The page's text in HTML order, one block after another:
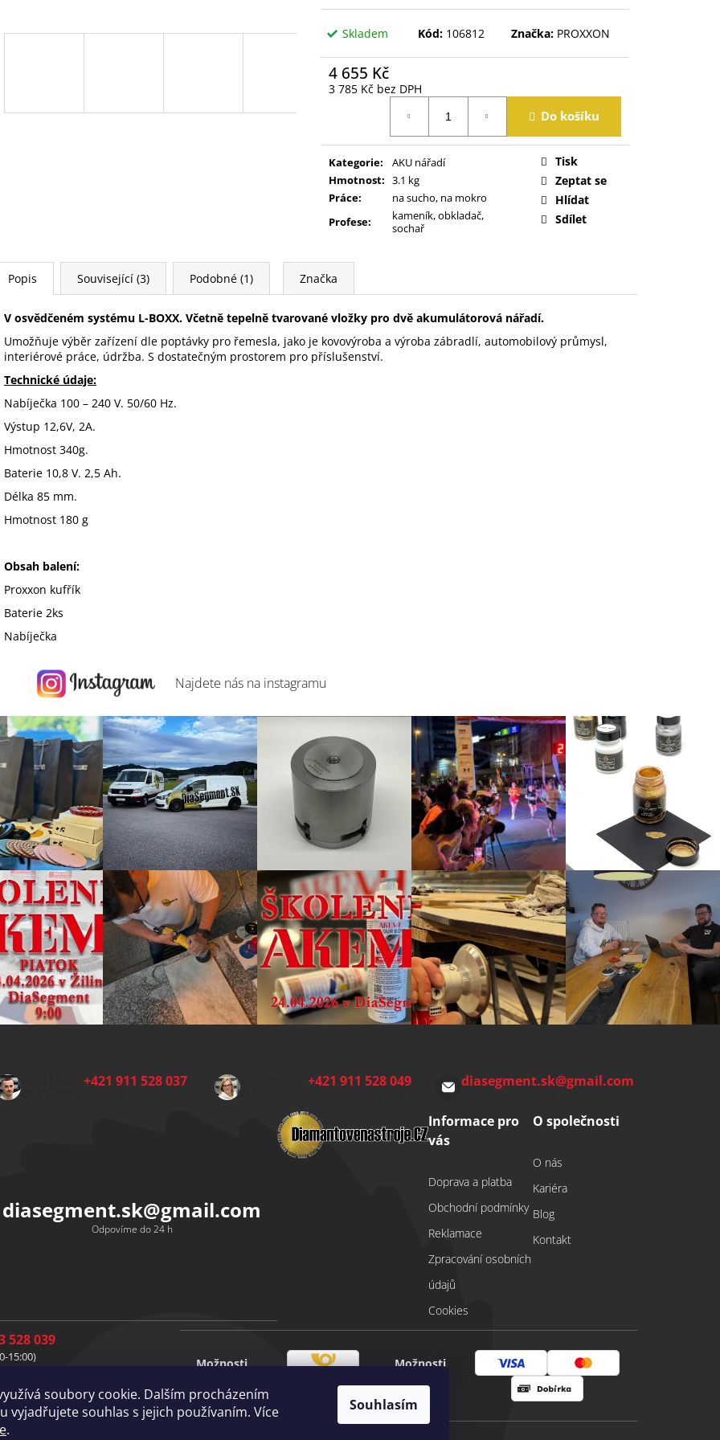
soubory cookie. Dalším procházením
vyjadřujete souhlas s jejich používaním. Více
.
Souhlasím
Skladem Kód: 106812 Značka: PROXXON
4 655 Kč
3 785 Kč bez DPH
Do košíku
Kategorie:
AKU nářadí
Hmotnost: 3.1 kg
Práce:
na sucho, na mokro
Profese:
kameník, obkladač,
sochař
Tisk
Zeptat se
Hlídat
Sdílet
Popis Související (3) Podobné (1) Značka
V osvědčeném systému L-BOXX. Včetně tepelně tvarované vložky pro dvě akumulátorová nářadí.
Umožňuje výběr zařízení dle poptávky pro řemesla, jako je kovovýroba a výroba zábradlí, automobilový průmysl,
interiérové práce, údržba. S dostatečným prostorem pro příslušenství.
Technické údaje:
Nabíječka 100 – 240 V. 50/60 Hz.
Výstup 12,6V, 2A.
Hmotnost 340g.
Baterie 10,8 V. 2,5 Ah.
Délka 85 mm.
Hmotnost 180 g
Obsah balení:
Proxxon kufřík
Baterie 2ks
Nabíječka
Najdete nás na instagramu
HŘBITOVNÍ+421 911 528 037
SKLAD
A EXPEDICE:
+421 911 528 049 diasegment.sk@gmail.com
diasegment.sk@gmail.com
Odpovíme do 24 h
Informace pro
vás
Doprava a platba
Obchodní podmínky
Reklamace
Zpracování osobních
údajů
Cookies
O společnosti
O nás
Kariéra
Blog
Kontakt
528 039
15:00)
15:00)
528 049
15:00)
Možnosti
dopravy
Možnosti
platby
Mastercard